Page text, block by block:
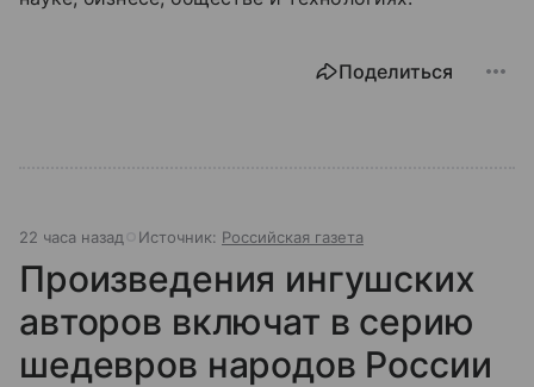
Поделиться
22 часа назад Источник: Российская газета
Произведения ингушских
авторов включат в серию
шедевров народов России